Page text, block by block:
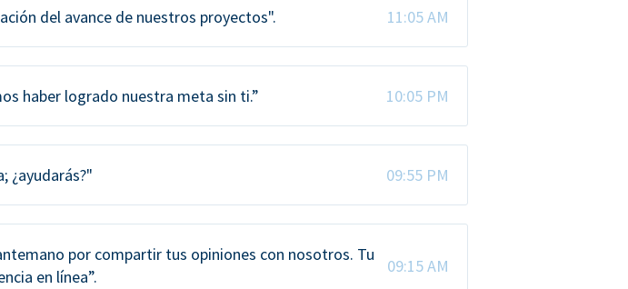
del avance de nuestros proyectos". 11:05 AM
haber logrado nuestra meta sin ti.” 10:05 PM
¿ayudarás?" 09:55 PM
por compartir tus opiniones con nosotros. Tu
en línea”.
09:15 AM